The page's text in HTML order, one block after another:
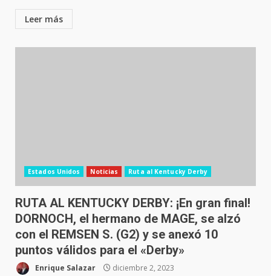
Leer más
Estados Unidos Noticias Ruta al Kentucky Derby
RUTA AL KENTUCKY DERBY: ¡En gran final!
DORNOCH, el hermano de MAGE, se alzó
con el REMSEN S. (G2) y se anexó 10
puntos válidos para el «Derby»
Enrique Salazar diciembre 2, 2023